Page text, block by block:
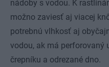
nádoby s vodou. K
možno zaviesť aj viacej
potrebnú vlhkosť aj
vodou, ak má perforovaný
črepníku a odrezané dno.